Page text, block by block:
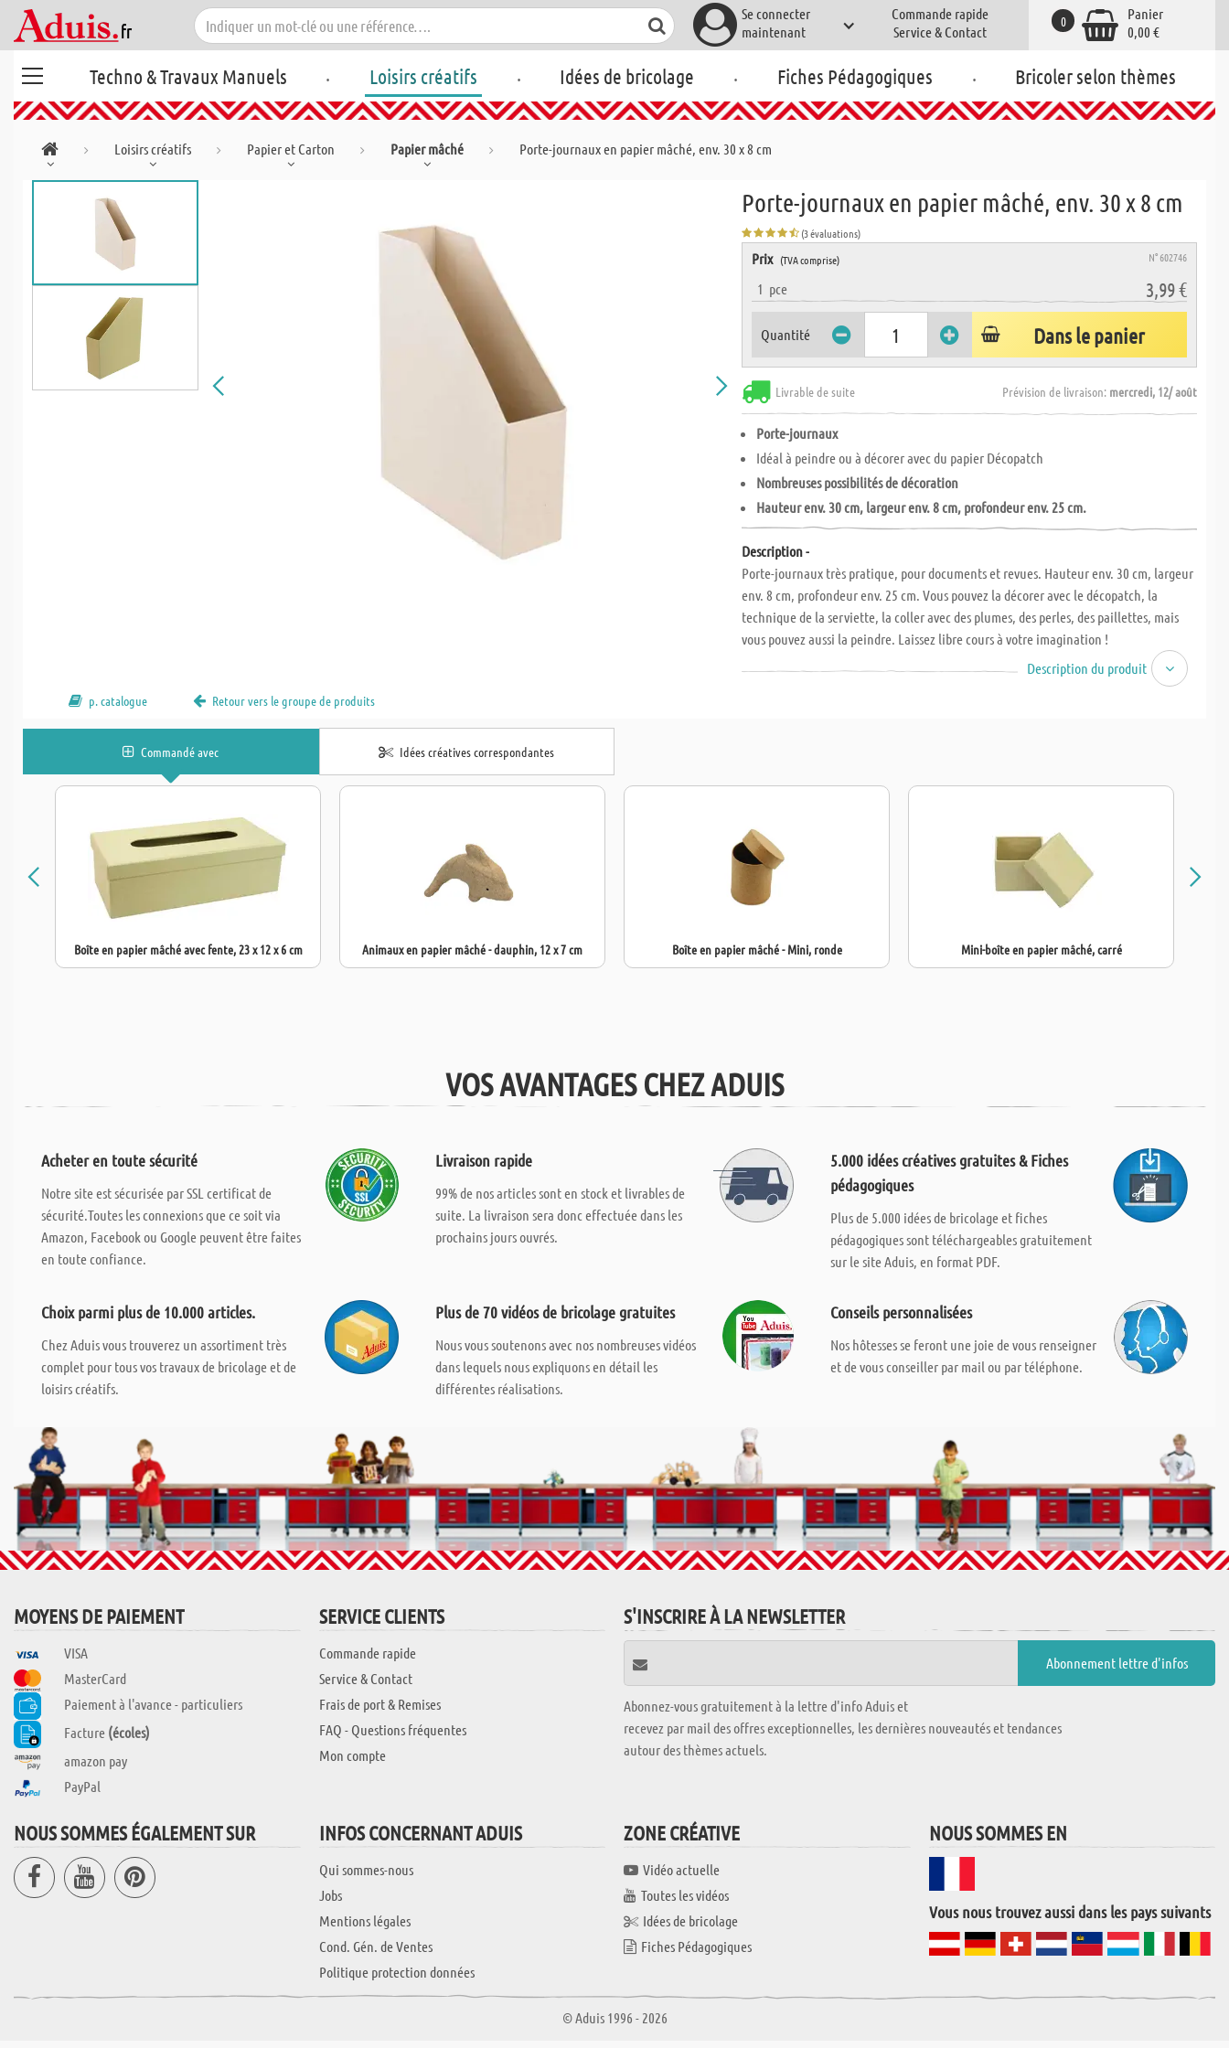
Se connecter
maintenant
Commande rapide
Service & Contact
Panier
0,00 €
0
Techno & Travaux Manuels . Loisirs créatifs . Idées de bricolage . Fiches Pédagogiques . Bricoler selon thèmes
Loisirs créatifs Papier et Carton Papier mâché Porte-journaux en papier mâché, env. 30 x 8 cm
Porte-journaux en papier mâché, env. 30 x 8 cm
(3 évaluations)
Prix (TVA comprise) N° 602746
1 pce 3,99 €
Quantité Dans le panier
Livrable de suite Prévision de livraison: mercredi, 12/ août
Porte-journaux
Idéal à peindre ou à décorer avec du papier Décopatch
Nombreuses possibilités de décoration
Hauteur env. 30 cm, largeur env. 8 cm, profondeur env. 25 cm.
Description -
Porte-journaux très pratique, pour documents et revues. Hauteur env. 30 cm, largeur
env. 8 cm, profondeur env. 25 cm. Vous pouvez la décorer avec le décopatch, la
technique de la serviette, la coller avec des plumes, des perles, des paillettes, mais
vous pouvez aussi la peindre. Laissez libre cours à votre imagination !
Description du produit
p. catalogue Retour vers le groupe de produits
Commandé avec Idées créatives correspondantes
Boîte en papier mâché avec fente, 23 x 12 x 6 cm Animaux en papier mâché - dauphin, 12 x 7 cm Boîte en papier mâché - Mini, ronde Mini-boîte en papier mâché, carré
VOS AVANTAGES CHEZ ADUIS
Acheter en toute sécurité
Notre site est sécurisée par SSL certificat de
sécurité.Toutes les connexions que ce soit via
Amazon, Facebook ou Google peuvent être faites
en toute confiance.
Livraison rapide
99% de nos articles sont en stock et livrables de
suite. La livraison sera donc effectuée dans les
prochains jours ouvrés.
5.000 idées créatives gratuites & Fiches
pédagogiques
Plus de 5.000 idées de bricolage et fiches
pédagogiques sont téléchargeables gratuitement
sur le site Aduis, en format PDF.
Choix parmi plus de 10.000 articles.
Chez Aduis vous trouverez un assortiment très
complet pour tous vos travaux de bricolage et de
loisirs créatifs.
Plus de 70 vidéos de bricolage gratuites
Nous vous soutenons avec nos nombreuses vidéos
dans lequels nous expliquons en détail les
différentes réalisations.
Conseils personnalisées
Nos hôtesses se feront une joie de vous renseigner
et de vous conseiller par mail ou par téléphone.
MOYENS DE PAIEMENT
VISA
MasterCard
Paiement à l'avance - particuliers
Facture (écoles)
amazon pay
PayPal
SERVICE CLIENTS
Commande rapide
Service & Contact
Frais de port & Remises
FAQ - Questions fréquentes
Mon compte
S'INSCRIRE À LA NEWSLETTER
Abonnez-vous gratuitement à la lettre d'info Aduis et
recevez par mail des offres exceptionnelles, les dernières nouveautés et tendances
autour des thèmes actuels.
NOUS SOMMES ÉGALEMENT SUR INFOS CONCERNANT ADUIS
Qui sommes-nous
Jobs
Mentions légales
Cond. Gén. de Ventes
Politique protection données
ZONE CRÉATIVE
Vidéo actuelle
Toutes les vidéos
Idées de bricolage
Fiches Pédagogiques
NOUS SOMMES EN
Vous nous trouvez aussi dans les pays suivants
© Aduis 1996 - 2026